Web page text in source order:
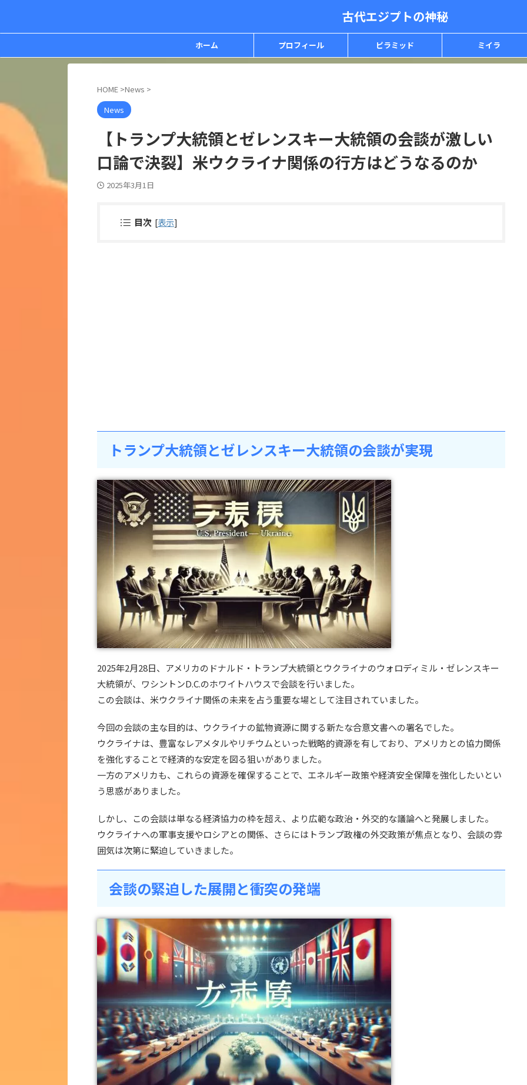
古代エジプトの神秘
ホーム プロフィール ピラミッド ミイラ
HOME >News >
News
【トランプ大統領とゼレンスキー大統領の会談が激しい
口論で決裂】米ウクライナ関係の行方はどうなるのか
2025年3月1日
目次 [表示]
トランプ大統領とゼレンスキー大統領の会談が実現
2025年2月28日、アメリカのドナルド・トランプ大統領とウクライナのウォロディミル・ゼレンスキー
大統領が、ワシントンD.C.のホワイトハウスで会談を行いました。
この会談は、米ウクライナ関係の未来を占う重要な場として注目されていました。
今回の会談の主な目的は、ウクライナの鉱物資源に関する新たな合意文書への署名でした。
ウクライナは、豊富なレアメタルやリチウムといった戦略的資源を有しており、アメリカとの協力関係
を強化することで経済的な安定を図る狙いがありました。
一方のアメリカも、これらの資源を確保することで、エネルギー政策や経済安全保障を強化したいとい
う思惑がありました。
しかし、この会談は単なる経済協力の枠を超え、より広範な政治・外交的な議論へと発展しました。
ウクライナへの軍事支援やロシアとの関係、さらにはトランプ政権の外交政策が焦点となり、会談の雰
囲気は次第に緊迫していきました。
会談の緊迫した展開と衝突の発端